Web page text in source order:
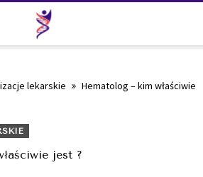
lekarskie
Hematolog – kim właściwie
jest ?